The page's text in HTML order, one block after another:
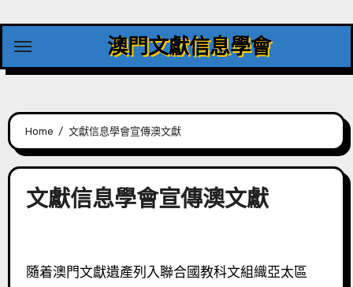
content
澳門文獻信息學會
Home 文獻信息學會宣傳澳文獻
文獻信息學會宣傳澳文獻
隨着澳門文獻遺產列入聯合國教科文組織亞太區